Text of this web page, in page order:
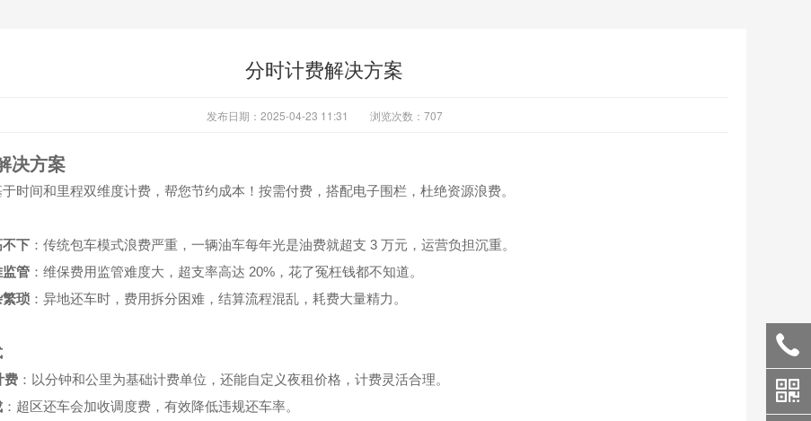
分时计费解决方案
发布日期：2025-04-23 11:31 浏览次数： 707
决方案
时间和里程双维度计费，帮您节约成本！按需付费，搭配电子围栏，杜绝资源浪费。
不下 ：传统包车模式浪费严重，一辆油车每年光是油费就超支 3 万元，运营负担沉重。
监管 ：维保费用监管难度大，超支率高达 20% ，花了冤枉钱都不知道。
繁琐 ：异地还车时，费用拆分困难，结算流程混乱，耗费大量精力。
费 ：以分钟和公里为基础计费单位，还能自定义夜租价格，计费灵活合理。
：超区还车会加收调度费，有效降低违规还车率。